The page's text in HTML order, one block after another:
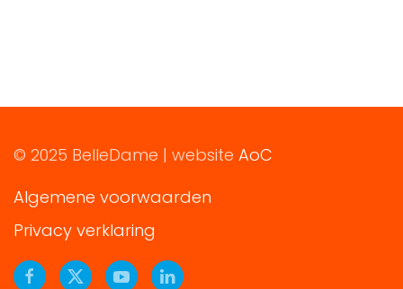
© 2025 BelleDame | website AoC
Algemene voorwaarden
Privacy verklaring